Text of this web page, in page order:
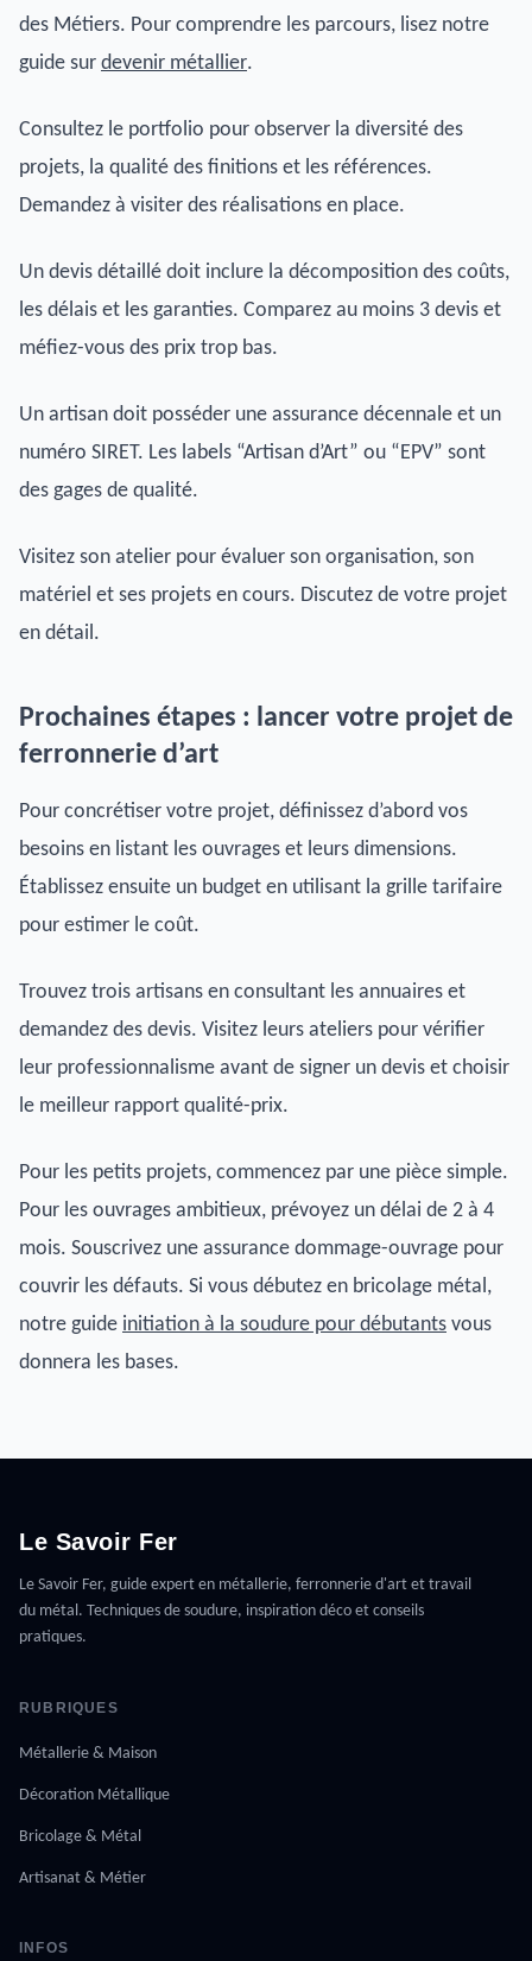
des Métiers. Pour comprendre les parcours, lisez notre
guide sur devenir métallier.
Consultez le portfolio pour observer la diversité des
projets, la qualité des finitions et les références.
Demandez à visiter des réalisations en place.
Un devis détaillé doit inclure la décomposition des coûts,
les délais et les garanties. Comparez au moins 3 devis et
méfiez-vous des prix trop bas.
Un artisan doit posséder une assurance décennale et un
numéro SIRET. Les labels “Artisan d’Art” ou “EPV” sont
des gages de qualité.
Visitez son atelier pour évaluer son organisation, son
matériel et ses projets en cours. Discutez de votre projet
en détail.
Prochaines étapes : lancer votre projet de
ferronnerie d’art
Pour concrétiser votre projet, définissez d’abord vos
besoins en listant les ouvrages et leurs dimensions.
Établissez ensuite un budget en utilisant la grille tarifaire
pour estimer le coût.
Trouvez trois artisans en consultant les annuaires et
demandez des devis. Visitez leurs ateliers pour vérifier
leur professionnalisme avant de signer un devis et choisir
le meilleur rapport qualité-prix.
Pour les petits projets, commencez par une pièce simple.
Pour les ouvrages ambitieux, prévoyez un délai de 2 à 4
mois. Souscrivez une assurance dommage-ouvrage pour
couvrir les défauts. Si vous débutez en bricolage métal,
notre guide initiation à la soudure pour débutants vous
donnera les bases.
Le Savoir Fer
Le Savoir Fer, guide expert en métallerie, ferronnerie d'art et travail
du métal. Techniques de soudure, inspiration déco et conseils
pratiques.
RUBRIQUES
Métallerie & Maison
Décoration Métallique
Bricolage & Métal
Artisanat & Métier
INFOS